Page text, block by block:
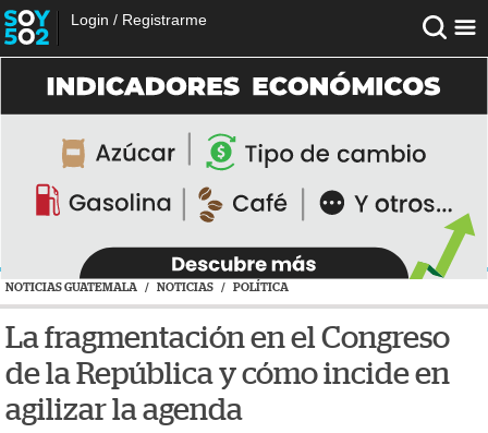
Login / Registrarme
NOTICIAS GUATEMALA / NOTICIAS / POLÍTICA
La fragmentación en el Congreso
de la República y cómo incide en
agilizar la agenda